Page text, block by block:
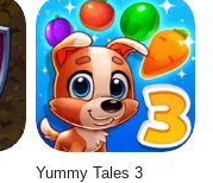
Yummy Tales 3